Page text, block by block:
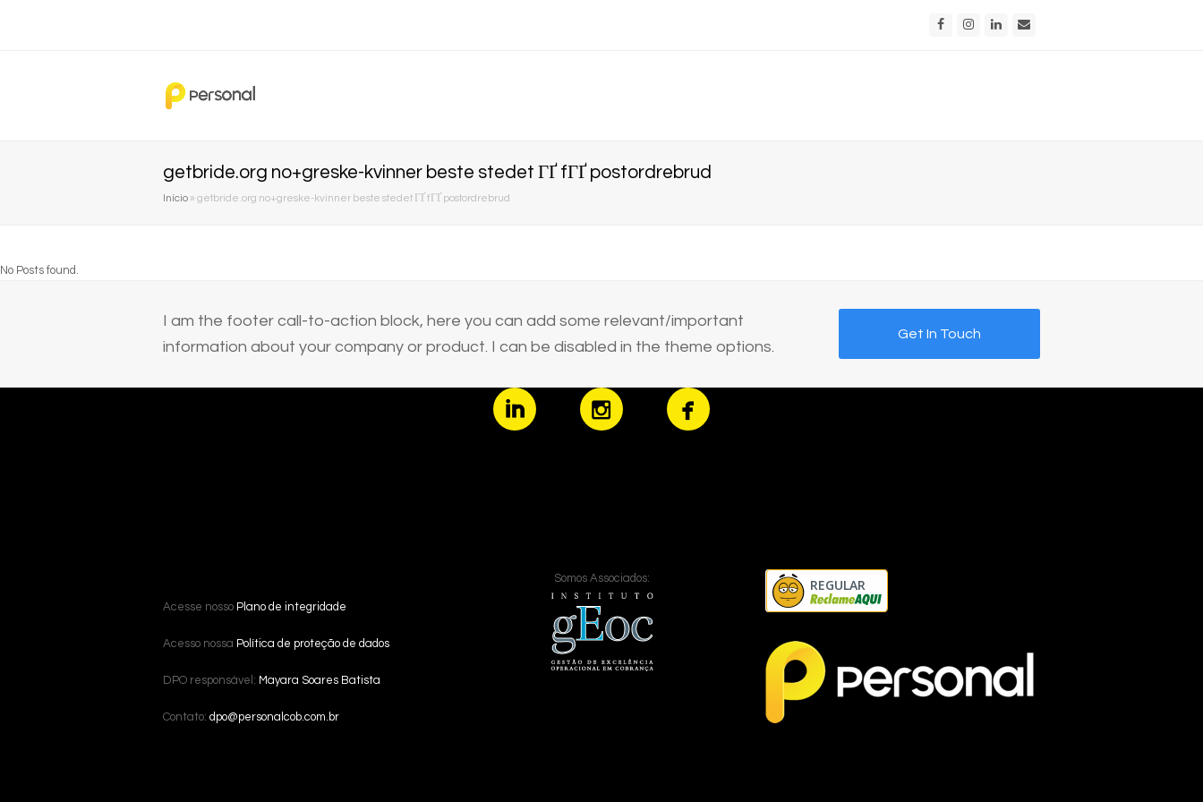
FacebookInstagram
LinkedIn
getbride.org no+greske-kvinner beste stedet ГҐ fГҐ postordrebrud
Início » getbride.org no+greske-kvinner beste stedet ГҐ fГҐ postordrebrud
No Posts found.
I am the footer call-to-action block, here you can add some relevant/important
information about your company or product. I can be disabled in the theme options.
Get In Touch
Acesse nosso Plano de integridade
Acesso nossa Política de proteção de dados
DPO responsável: Mayara Soares Batista
Contato: dpo@personalcob.com.br
Somos Associados: REGULAR